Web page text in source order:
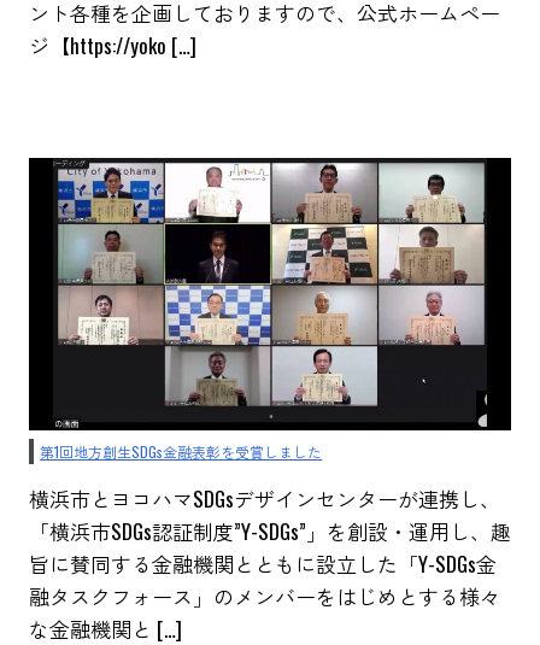
ント各種を企画しておりますので、公式ホームペー
ジ【https://yoko […]
第1回地方創生SDGs金融表彰を受賞しました
横浜市とヨコハマSDGsデザインセンターが連携し、
「横浜市SDGs認証制度”Y-SDGs”」を創設・運用し、趣
旨に賛同する金融機関とともに設立した「Y-SDGs金
融タスクフォース」のメンバーをはじめとする様々
な金融機関と […]